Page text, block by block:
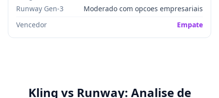
Runway Gen-3
Moderado com opcoes empresariais
Vencedor
Empate
Kling vs Runway: Analise de